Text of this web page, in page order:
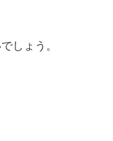
しょう。